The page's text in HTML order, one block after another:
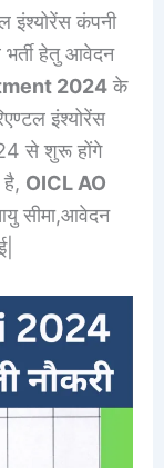
इंश्योरेंस कंपनी
भर्ती हेतु आवेदन
2024के
इंश्योरेंस
से शुरू होंगे
OICL AO
सीमा,आवेदन